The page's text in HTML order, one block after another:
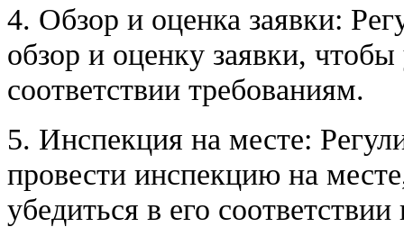
4. Обзор и оценка заявки:
обзор и оценку заявки,
соответствии требованиям.
5. Инспекция на месте:
провести инспекцию на
убедиться в его